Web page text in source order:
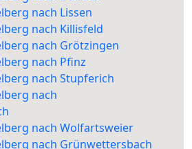
nach Lissen
nach Killisfeld
nach Grötzingen
nach Pfinz
nach Stupferich
nach
nach Wolfartsweier
nach Grünwettersbach